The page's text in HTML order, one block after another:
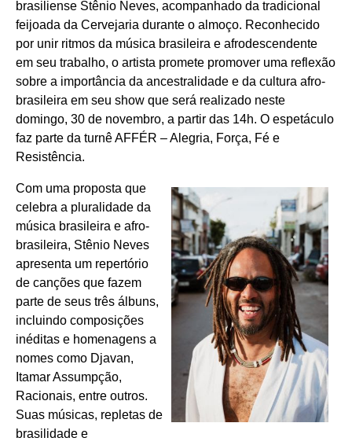
brasiliense Stênio Neves, acompanhado da tradicional
feijoada da Cervejaria durante o almoço. Reconhecido
por unir ritmos da música brasileira e afrodescendente
em seu trabalho, o artista promete promover uma reflexão
sobre a importância da ancestralidade e da cultura afro-
brasileira em seu show que será realizado neste
domingo, 30 de novembro, a partir das 14h. O espetáculo
faz parte da turnê AFFÉR – Alegria, Força, Fé e
Resistência.
Com uma proposta que
celebra a pluralidade da
música brasileira e afro-
brasileira, Stênio Neves
apresenta um repertório
de canções que fazem
parte de seus três álbuns,
incluindo composições
inéditas e homenagens a
nomes como Djavan,
Itamar Assumpção,
Racionais, entre outros.
Suas músicas, repletas de
brasilidade e